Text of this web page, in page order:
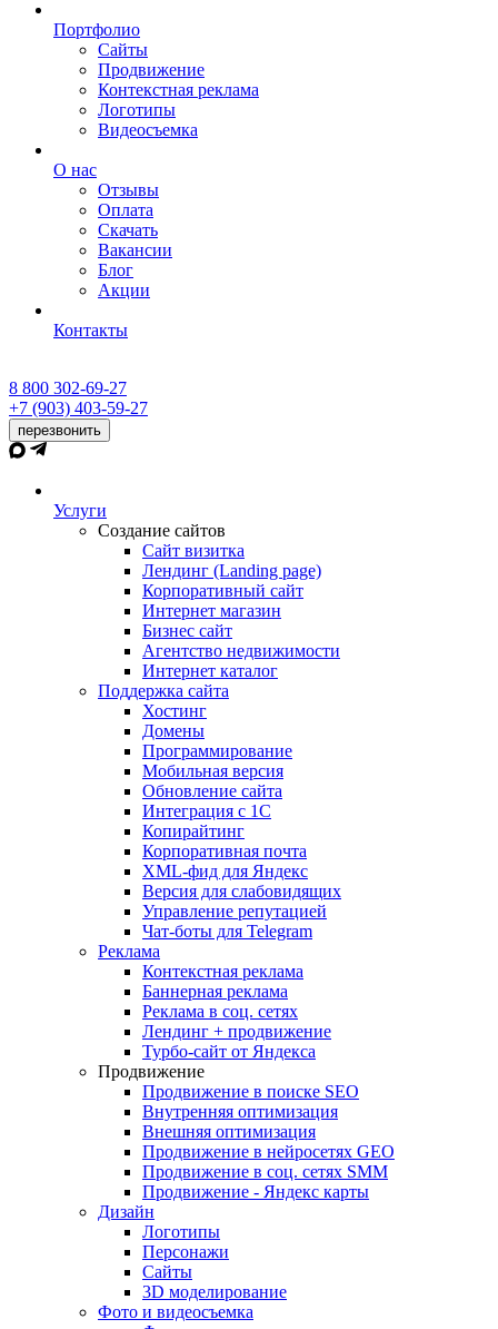
Портфолио
Сайты
Продвижение
Контекстная реклама
Логотипы
Видеосъемка
О нас
Отзывы
Оплата
Скачать
Вакансии
Блог
Акции
Контакты
8 800 302-69-27
+7 (903) 403-59-27
перезвонить
Услуги
Создание сайтов
Сайт визитка
Лендинг (Landing page)
Корпоративный сайт
Интернет магазин
Бизнес сайт
Агентство недвижимости
Интернет каталог
Поддержка сайта
Хостинг
Домены
Программирование
Мобильная версия
Обновление сайта
Интеграция с 1С
Копирайтинг
Корпоративная почта
XML-фид для Яндекс
Версия для слабовидящих
Управление репутацией
Чат-боты для Telegram
Реклама
Контекстная реклама
Баннерная реклама
Реклама в соц. сетях
Лендинг + продвижение
Турбо-сайт от Яндекса
Продвижение
Продвижение в поиске SEO
Внутренняя оптимизация
Внешняя оптимизация
Продвижение в нейросетях GEO
Продвижение в соц. сетях SMM
Продвижение - Яндекс карты
Дизайн
Логотипы
Персонажи
Сайты
3D моделирование
Фото и видеосъемка